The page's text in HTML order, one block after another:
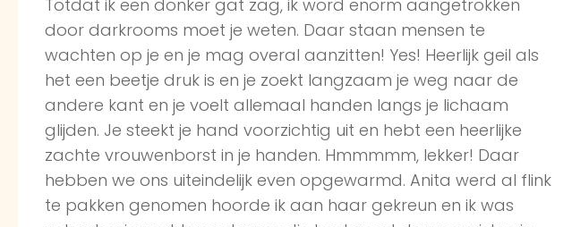
Totdat ik een donker gat zag, ik word enorm aangetrokken
door darkrooms moet je weten. Daar staan mensen te
wachten op je en je mag overal aanzitten! Yes! Heerlijk geil als
het een beetje druk is en je zoekt langzaam je weg naar de
andere kant en je voelt allemaal handen langs je lichaam
glijden. Je steekt je hand voorzichtig uit en hebt een heerlijke
zachte vrouwenborst in je handen. Hmmmmm, lekker! Daar
hebben we ons uiteindelijk even opgewarmd. Anita werd al flink
te pakken genomen hoorde ik aan haar gekreun en ik was